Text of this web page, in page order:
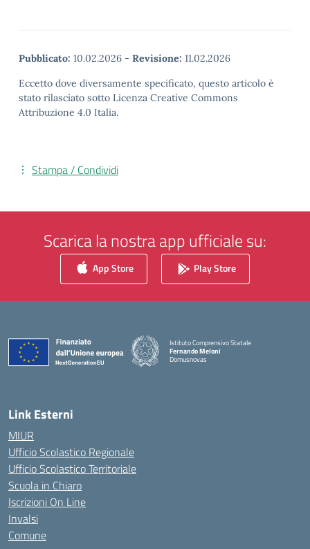
Pubblicato: 10.02.2026 - Revisione: 11.02.2026
Eccetto dove diversamente specificato, questo articolo è
stato rilasciato sotto Licenza Creative Commons
Attribuzione 4.0 Italia.
Stampa / Condividi
Scarica la nostra app ufficiale su:
App Store Play Store
Istituto Comprensivo Statale
Fernando Meloni
Domusnovas
Link Esterni
MIUR
Ufficio Scolastico Regionale
Ufficio Scolastico Territoriale
Scuola in Chiaro
Iscrizioni On Line
Invalsi
Comune